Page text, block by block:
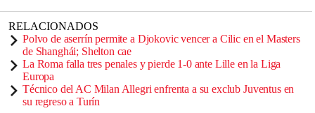
RELACIONADOS
Polvo de aserrín permite a Djokovic vencer a Cilic en el Masters
de Shanghái; Shelton cae
La Roma falla tres penales y pierde 1-0 ante Lille en la Liga
Europa
Técnico del AC Milan Allegri enfrenta a su exclub Juventus en
su regreso a Turín